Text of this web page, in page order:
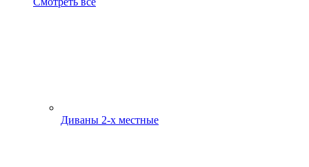
Диваны 2-х местные